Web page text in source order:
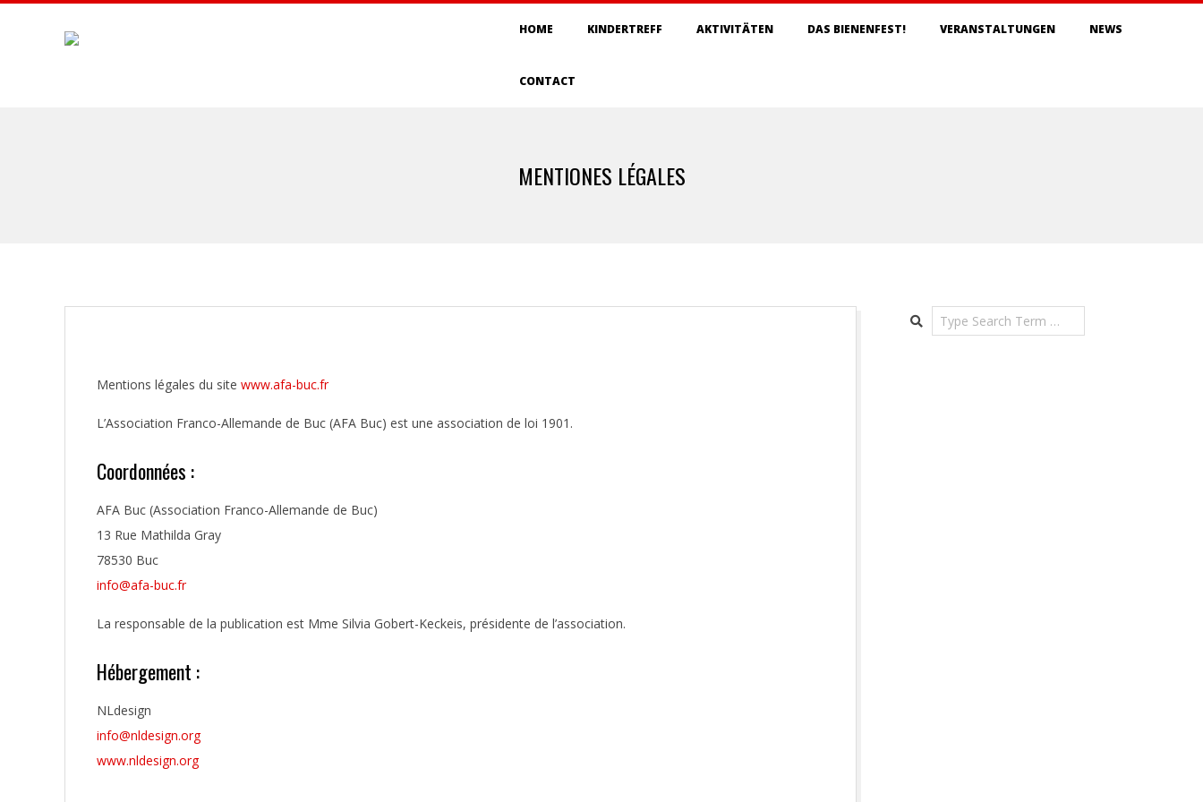
U
HOME KINDERTREFF AKTIVITÄTEN DAS BIENENFEST! VERANSTALTUNGEN NEWS
CONTACT
MENTIONES LÉGALES
Mentions légales du site www.afa-buc.fr
L’Association Franco-Allemande de Buc (AFA Buc) est une association de loi 1901.
Coordonnées :
AFA Buc (Association Franco-Allemande de Buc)
13 Rue Mathilda Gray
78530 Buc
info@afa-buc.fr
La responsable de la publication est Mme Silvia Gobert-Keckeis, présidente de l’association.
Hébergement :
NLdesign
info@nldesign.org
www.nldesign.org
Search